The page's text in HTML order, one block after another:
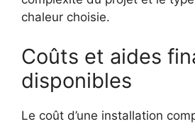
chaleur choisie.
Coûts et aides
disponibles
Le coût d’une installation